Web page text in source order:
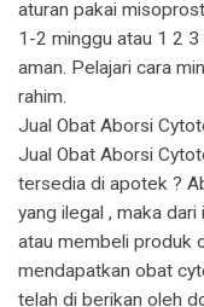
aturan pakai
1-2 minggu atau 1 2
aman. Pelajari cara
rahim.
Jual Obat Aborsi
Jual Obat Aborsi
tersedia di apotek ?
yang ilegal , maka
atau membeli produk
mendapatkan obat
telah di berikan oleh